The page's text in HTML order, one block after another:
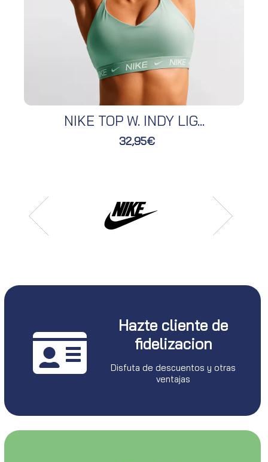
NIKE TOP W. INDY LIG...
32,95€
Hazte cliente de
fidelizacion
Disfuta de descuentos y otras
ventajas